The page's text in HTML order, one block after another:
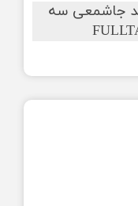
جاشمعی سه